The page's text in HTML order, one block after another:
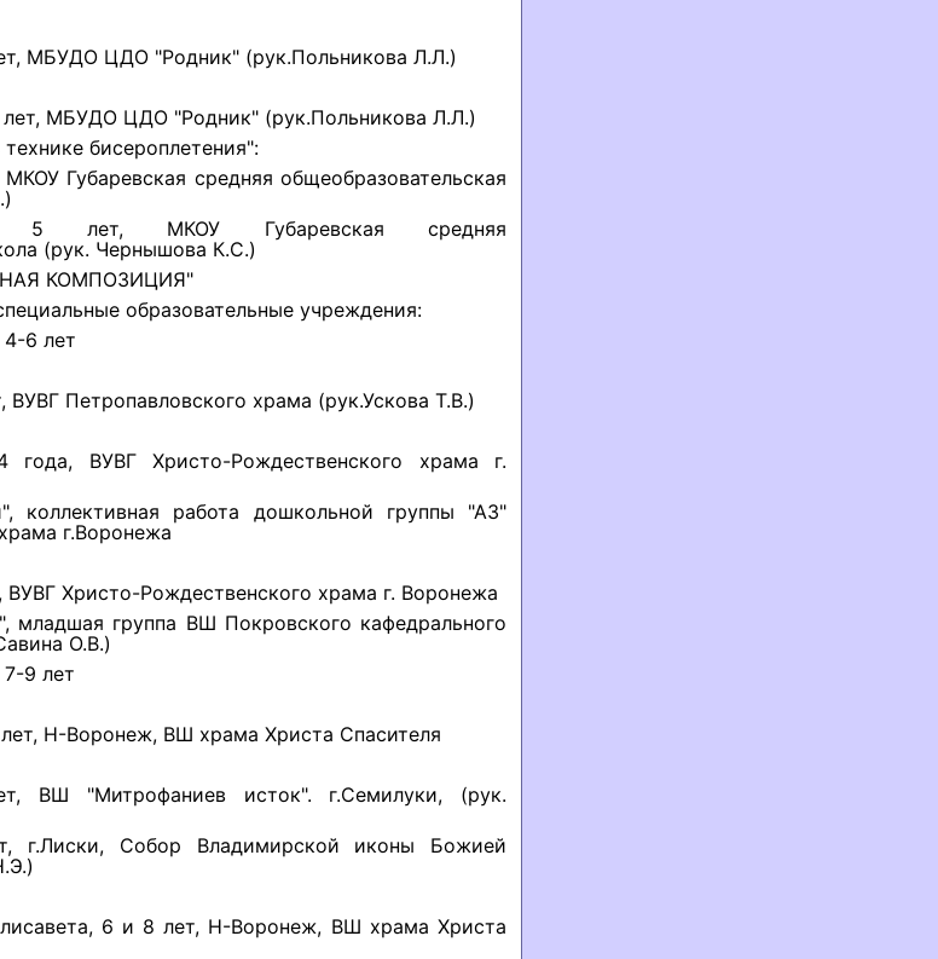
МБУДО ЦДО "Родник" (рук.Польникова Л.Л.)
лет, МБУДО ЦДО "Родник" (рук.Польникова Л.Л.)
бисероплетения":
Губаревская средняя общеобразовательская
5 лет, МКОУ Губаревская средняя
(рук. Чернышова К.С.)
КОМПОЗИЦИЯ"
образовательные учреждения:
4-6 лет
ВУВГ Петропавловского храма (рук.Ускова Т.В.)
года, ВУВГ Христо-Рождественского храма г.
коллективная работа дошкольной группы "АЗ"
г.Воронежа
ВУВГ Христо-Рождественского храма г. Воронежа
младшая группа ВШ Покровского кафедрального
О.В.)
7-9 лет
Н-Воронеж, ВШ храма Христа Спасителя
ВШ "Митрофаниев исток". г.Семилуки, (рук.
г.Лиски, Собор Владимирской иконы Божией
6 и 8 лет, Н-Воронеж, ВШ храма Христа